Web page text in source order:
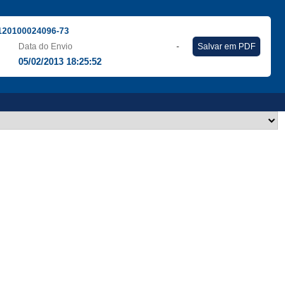
73
Data do Envio
05/02/2013 18:25:52
- Salvar em PDF